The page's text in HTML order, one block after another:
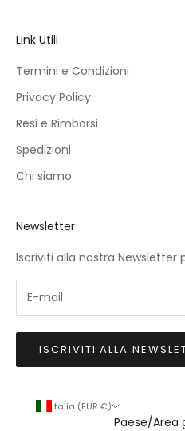
Link Utili
Termini e Condizioni
Privacy Policy
Resi e Rimborsi
Spedizioni
Chi siamo
Newsletter
Iscriviti alla nostra
ISCRIVITI ALLA
Italia (EUR €)
Paese/Area